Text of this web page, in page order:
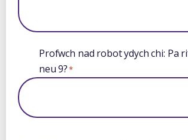
Profwch nad robot ydych chi: Pa
neu 9?*